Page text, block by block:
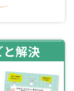
解決